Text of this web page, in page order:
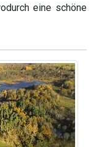
eine schöne